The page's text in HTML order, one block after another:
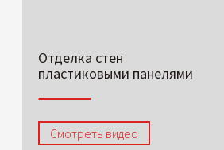
Отделка стен
пластиковыми панелями
Смотреть видео